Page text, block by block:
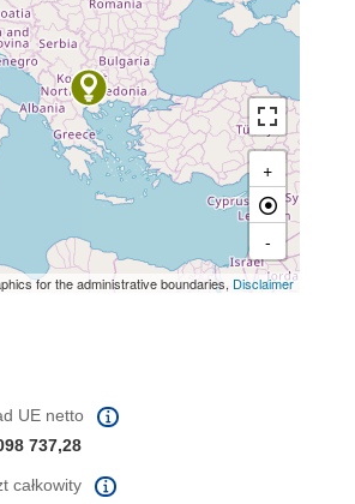
+
-
for the administrative boundaries, Disclaimer
UE netto
737,28
całkowity